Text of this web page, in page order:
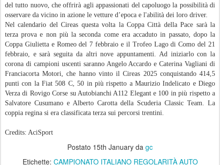
del tutto nuovo, che offrirà agli appassionati del capoluogo la possibilità di
osservare da vicino in azione le vetture d’epoca e l'abilità dei loro driver.
Nel calendario del Cireas questa volta la Coppa Città della Pace sarà la
terza prova e non più la seconda come era accaduto in passato, dopo la
Coppa Giulietta e Romeo del 7 febbraio e il Trofeo Lago di Como del 21
febbraio, e sarà seguita da altri nove appuntamenti. Ad iniziarlo con la
corona di campioni uscenti saranno Angelo Accardo e Caterina Vagliani di
Franciacorta Motori, che hanno vinto il Cireas 2025 conquistando 414,5
punti con la Fiat 508 C, 50 in più rispetto a Maurizio Indelicato e Diego
Verza di Rovigo Corse su Autobianchi A112 Elegant e 100 in più rispetto a
Salvatore Cusumano e Alberto Carotta della Scuderia Classic Team. La
coppia regina si era classificata terza sui percorsi trentini.
Credits: AciSport
Postato 15th January da gc
Etichette: CAMPIONATO ITALIANO REGOLARITÀ AUTO